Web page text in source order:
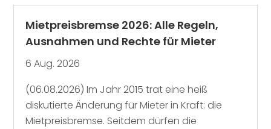
Mietpreisbremse 2026: Alle Regeln,
Ausnahmen und Rechte für Mieter
6 Aug. 2026
(06.08.2026) Im Jahr 2015 trat eine heiß
diskutierte Änderung für Mieter in Kraft: die
Mietpreisbremse. Seitdem dürfen die